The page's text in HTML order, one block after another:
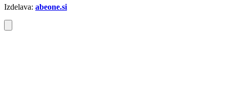
Izdelava: abeone.si